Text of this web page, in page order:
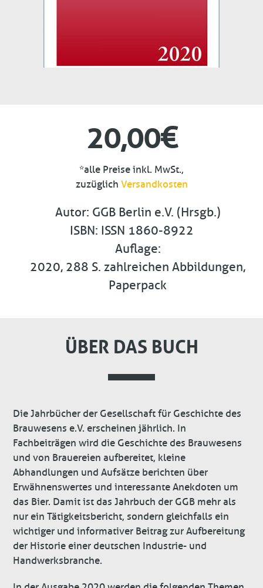
20,00€
*alle Preise inkl. MwSt.,
zuzüglich Versandkosten
Autor GGB Berlin e.V. (Hrsgb.)
ISBN ISSN 1860-8922
Auflage
2020, 288 S. zahlreichen Abbildungen,
Paperpack
ÜBER DAS BUCH
Die Jahrbücher der Gesellschaft für Geschichte des
Brauwesens e.V. erscheinen jährlich. In
Fachbeiträgen wird die Geschichte des Brauwesens
und von Brauereien aufbereitet, kleine
Abhandlungen und Aufsätze berichten über
Erwähnenswertes und interessante Anekdoten um
das Bier. Damit ist das Jahrbuch der GGB mehr als
nur ein Tätigkeitsbericht, sondern gleichfalls ein
wichtiger und informativer Beitrag zur Aufbereitung
der Historie einer deutschen Industrie- und
Handwerksbranche.